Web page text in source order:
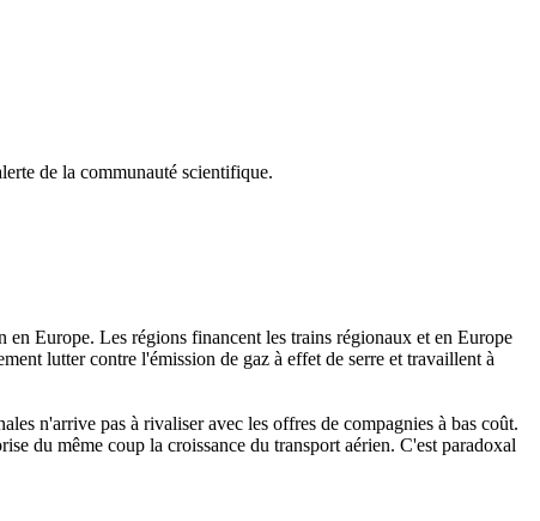
de la communauté scientifique.
Europe. Les régions financent les trains régionaux et en Europe
lutter contre l'émission de gaz à effet de serre et travaillent à
n'arrive pas à rivaliser avec les offres de compagnies à bas coût.
du même coup la croissance du transport aérien. C'est paradoxal